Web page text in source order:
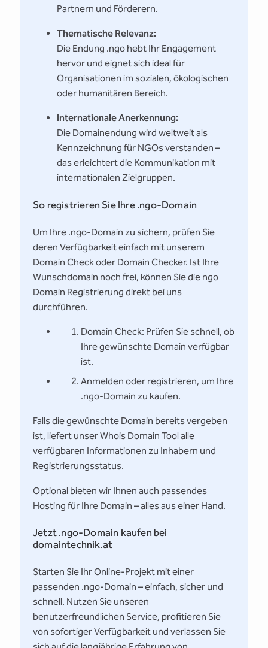
Partnern und Förderern.
Thematische Relevanz:
Die Endung .ngo hebt Ihr Engagement
hervor und eignet sich ideal für
Organisationen im sozialen, ökologischen
oder humanitären Bereich.
Internationale Anerkennung:
Die Domainendung wird weltweit als
Kennzeichnung für NGOs verstanden –
das erleichtert die Kommunikation mit
internationalen Zielgruppen.
So registrieren Sie Ihre .ngo-Domain
Um Ihre .ngo-Domain zu sichern, prüfen Sie
deren Verfügbarkeit einfach mit unserem
Domain Check oder Domain Checker. Ist Ihre
Wunschdomain noch frei, können Sie die ngo
Domain Registrierung direkt bei uns
durchführen.
Domain Check: Prüfen Sie schnell, ob
Ihre gewünschte Domain verfügbar
ist.
Anmelden oder registrieren, um Ihre
.ngo-Domain zu kaufen.
Falls die gewünschte Domain bereits vergeben
ist, liefert unser Whois Domain Tool alle
verfügbaren Informationen zu Inhabern und
Registrierungsstatus.
Optional bieten wir Ihnen auch passendes
Hosting für Ihre Domain – alles aus einer Hand.
Jetzt .ngo-Domain kaufen bei
domaintechnik.at
Starten Sie Ihr Online-Projekt mit einer
passenden .ngo-Domain – einfach, sicher und
schnell. Nutzen Sie unseren
benutzerfreundlichen Service, profitieren Sie
von sofortiger Verfügbarkeit und verlassen Sie